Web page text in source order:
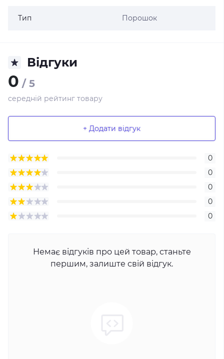
Тип Порошок
Відгуки
0 / 5
середній рейтинг товару
+ Додати відгук
0
0
0
0
0
Немає відгуків про цей товар, станьте
першим, залиште свій відгук.